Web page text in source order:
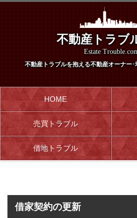
不動産トラブ
Estate
不動産トラブルを抱える不動産オーナー
HOME
売買トラブル
借地トラブル
借家契約の更新